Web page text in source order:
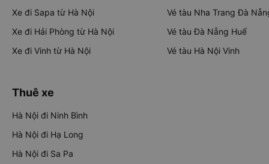
Xe đi Sapa từ Hà Nội
Xe đi Hải Phòng từ Hà Nội
Xe đi Vinh từ Hà Nội
Vé tàu Nha Trang Đà
Vé tàu Đà Nẵng Huế
Vé tàu Hà Nội Vinh
Thuê xe
Hà Nội đi Ninh Bình
Hà Nội đi Hạ Long
Hà Nội đi Sa Pa